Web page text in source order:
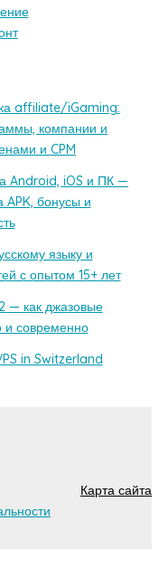
affiliate/iGaming:
компании и
и CPM
Android, iOS и ПК —
APK, бонусы и
языку и
с опытом 15+ лет
— как джазовые
и современно
in Switzerland
Карта сайта